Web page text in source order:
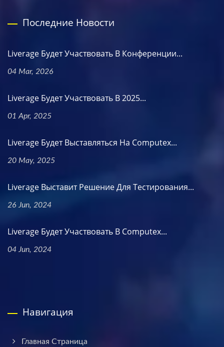
Последние Новости
Liverage Будет Участвовать В Конференции...
04 Mar, 2026
Liverage Будет Участвовать В 2025...
01 Apr, 2025
Liverage Будет Выставляться На Computex...
20 May, 2025
Liverage Выставит Решение Для Тестирования...
26 Jun, 2024
Liverage Будет Участвовать В Computex...
04 Jun, 2024
Навигация
Главная Страница